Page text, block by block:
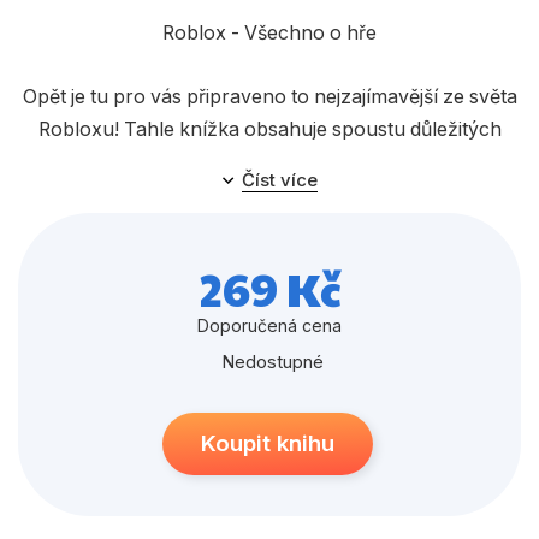
Populárně - naučné pro děti
Umění a kultura
Výchova a pedagogika
Zdraví a životní styl
Roblox - Všechno o hře
Opět je tu pro vás připraveno to nejzajímavější ze světa
Robloxu! Tahle knížka obsahuje spoustu důležitých
včetně atraktivních novinek.
Číst více
269 Kč
Doporučená cena
Nedostupné
Koupit knihu